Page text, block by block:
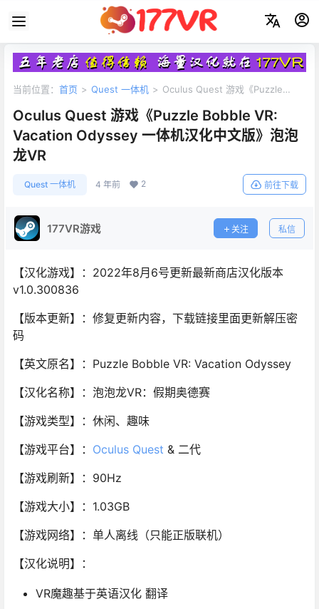
当前位置： 首页 > Quest 一体机 > Oculus Quest 游戏《Puzzle
Oculus Quest 游戏《Puzzle Bobble VR:
Vacation Odyssey 一体机汉化中文版》泡泡
龙VR
Quest 一体机 4 年前 2 前往下载
177VR游戏 关注 私信
【汉化游戏】：2022年8月6号更新最新商店汉化版本
v1.0.300836
【版本更新】：修复更新内容，下载链接里面更新解压密
码
【英文原名】：Puzzle Bobble VR: Vacation Odyssey
【汉化名称】：泡泡龙VR：假期奥德赛
【游戏类型】：休闲、趣味
【游戏平台】： Oculus Quest & 二代
【游戏刷新】：90Hz
【游戏大小】：1.03GB
【游戏网络】：单人离线（只能正版联机）
【汉化说明】：
VR魔趣基于英语汉化 翻译